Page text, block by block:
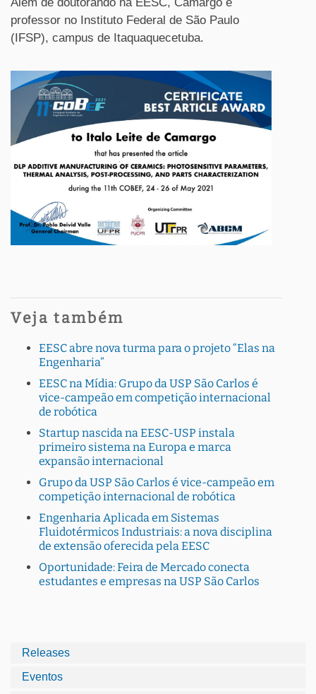
professor no Instituto Federal de São Paulo
(IFSP), campus de Itaquaquecetuba.
Veja também
EESC abre nova turma para o projeto “Elas na
Engenharia”
EESC na Mídia: Grupo da USP São Carlos é
vice-campeão em competição internacional
de robótica
Startup nascida na EESC-USP instala
primeiro sistema na Europa e marca
expansão internacional
Grupo da USP São Carlos é vice-campeão em
competição internacional de robótica
Engenharia Aplicada em Sistemas
Fluidotérmicos Industriais: a nova disciplina
de extensão oferecida pela EESC
Oportunidade: Feira de Mercado conecta
estudantes e empresas na USP São Carlos
Releases
Eventos